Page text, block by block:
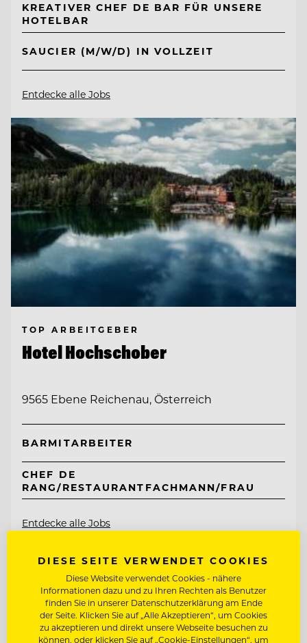
KREATIVER CHEF DE BAR FÜR UNSERE
HOTELBAR
SAUCIER (M/W/D) IN VOLLZEIT
Entdecke alle Jobs
TOP ARBEITGEBER
Hotel Hochschober
9565 Ebene Reichenau, Österreich
BARMITARBEITER
CHEF DE
RANG/RESTAURANTFACHMANN/FRAU
Entdecke alle Jobs
DIESE SEITE VERWENDET COOKIES
Diese Website verwendet Cookies - nähere
Informationen dazu und zu Ihren Rechten als Benutzer
finden Sie in unserer Datenschutzerklärung am Ende
der Seite. Klicken Sie auf „Alle Akzeptieren“, um Cookies
zu akzeptieren und direkt unsere Webseite besuchen zu
können, oder klicken Sie auf „Cookie-Einstellungen“, um